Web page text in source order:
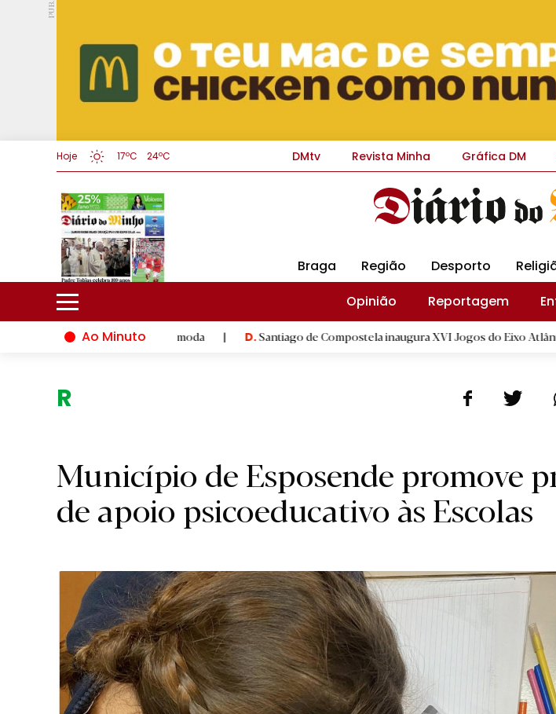
PUB.
Hoje 17ºC 24ºC DMtv Revista Minha Gráfica DM
Braga Região Desporto
Opinião
Reportagem
Ao Minuto
do mundo da moda D.Santiago de Compostela inaugura XVI Jogos do Eixo Atlântico com
Região.
Município de Esposende promove
de apoio psicoeducativo às Escolas